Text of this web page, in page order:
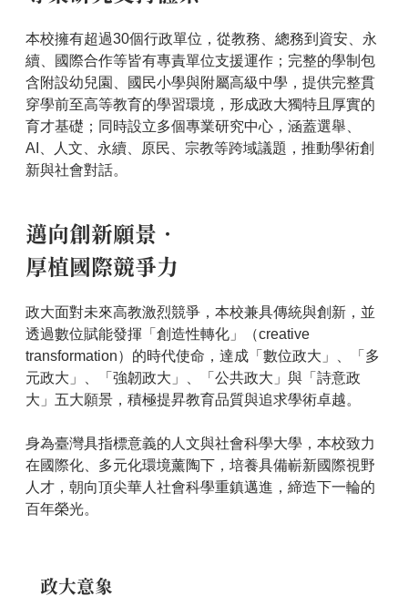
本校擁有超過30個行政單位，從教務、總務到資安、永
續、國際合作等皆有專責單位支援運作；完整的學制包
含附設幼兒園、國民小學與附屬高級中學，提供完整貫
穿學前至高等教育的學習環境，形成政大獨特且厚實的
育才基礎；同時設立多個專業研究中心，涵蓋選舉、
AI、人文、永續、原民、宗教等跨域議題，推動學術創
新與社會對話。
邁向創新願景．
厚植國際競爭力
政大面對未來高教激烈競爭，本校兼具傳統與創新，並
透過數位賦能發揮「創造性轉化」（creative
transformation）的時代使命，達成「數位政大」、「多
元政大」、「強韌政大」、「公共政大」與「詩意政
大」五大願景，積極提昇教育品質與追求學術卓越。
身為臺灣具指標意義的人文與社會科學大學，本校致力
在國際化、多元化環境薰陶下，培養具備嶄新國際視野
人才，朝向頂尖華人社會科學重鎮邁進，締造下一輪的
百年榮光。
政大意象